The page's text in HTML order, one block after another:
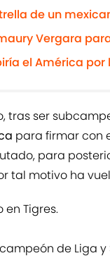
de un
Vergara
el América por
tras ser
para firmar con
para
tal motivo ha
en Tigres.
de Liga